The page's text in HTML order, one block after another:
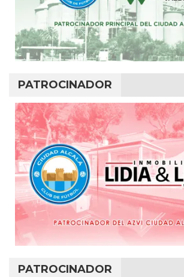
PATROCINADOR
PATROCINADOR